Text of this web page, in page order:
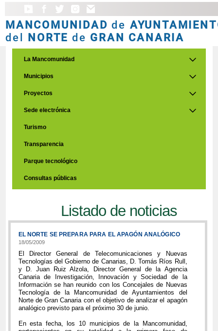
MANCOMUNIDAD de
del NORTE de GRAN CANARIA
La Mancomunidad
Municipios
Proyectos
Sede electrónica
Turismo
Transparencia
Parque tecnológico
Consultas públicas
Listado de noticias
EL NORTE SE PREPARA PARA EL APAGÓN ANALÓGICO
18/05/2009
El Director General de Telecomunicaciones y Nuevas
Tecnologías del Gobierno de Canarias, D. Tomás Ríos Rull,
y D. Juan Ruiz Alzola, Director General de la Agencia
Canaria de Investigación, Innovación y Sociedad de la
Información se han reunido con los Concejales de Nuevas
Tecnología de la Mancomunidad de Ayuntamientos del
Norte de Gran Canaria con el objetivo de analizar el apagón
analógico previsto para el próximo 30 de junio.
En esta fecha, los 10 municipios de la Mancomunidad,